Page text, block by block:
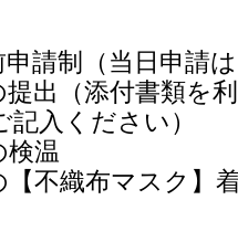
請制（当日申請
出（添付書類を
入ください）
温
不織布マスク】